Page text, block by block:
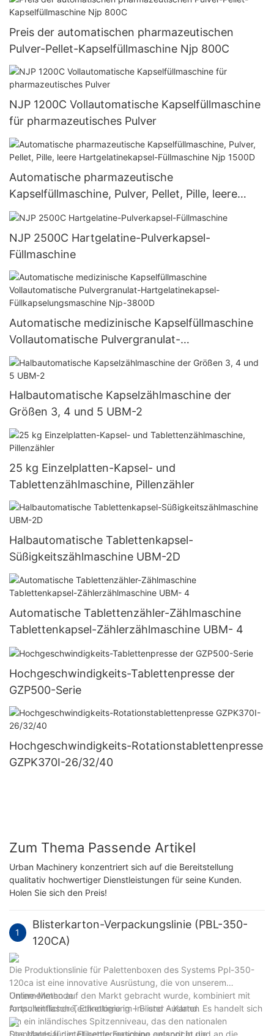
Preis der automatischen pharmazeutischen
Pulver-Pellet-Kapselfüllmaschine Njp 800C
NJP 1200C Vollautomatische Kapselfüllmaschine
für pharmazeutisches Pulver
Automatische pharmazeutische
Kapselfüllmaschine, Pulver, Pellet, Pille, leere
Hartgelatinekapsel-Füllmaschine Njp 1500D
NJP 2500C Hartgelatine-Pulverkapsel-
Füllmaschine
Automatische medizinische Kapselfüllmaschine
Vollautomatische Pulvergranulat-
Hartgelatinekapsel-Füllkapselungsmaschine Njp-
3800D
Halbautomatische Kapselzählmaschine der
Größen 3, 4 und 5 UBM-2
25 kg Einzelplatten-Kapsel- und
Tablettenzählmaschine, Pillenzähler
Halbautomatische Tablettenkapsel-
Süßigkeitszählmaschine UBM-2D
Automatische Tablettenzähler-Zählmaschine
Tablettenkapsel-Zählerzählmaschine UBM- 4
Hochgeschwindigkeits-Tablettenpresse der
GZP500-Serie
Hochgeschwindigkeits-Rotationstablettenpresse
GZPK370I-26/32/40
Zum Thema Passende Artikel
Urban Machinery konzentriert sich auf die Bereitstellung
qualitativ hochwertiger Dienstleistungen für seine Kunden.
Holen Sie sich den Preis!
1
Blisterkarton-Verpackungslinie (PBL-350-
120CA)
Die Produktionslinie für Palettenboxen des Systems Ppl-350-
120ca ist eine innovative Ausrüstung, die von unserem
Unternehmen auf den Markt gebracht wurde, kombiniert mit
fortschrittlicher Technologie im In- und Ausland. Es handelt sich
um ein inländisches Spitzenniveau, das den nationalen
Online-Methode
Ampullenflasche, Etikettierung – Blister – Karton